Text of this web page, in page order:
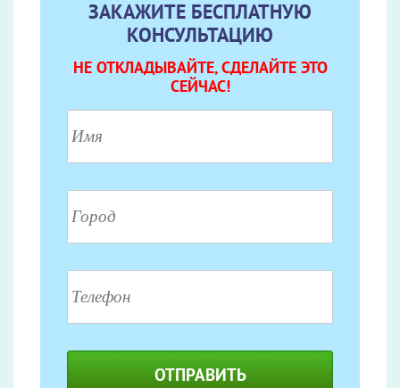
ЗАКАЖИТЕ БЕСПЛАТНУЮ
КОНСУЛЬТАЦИЮ
НЕ ОТКЛАДЫВАЙТЕ, СДЕЛАЙТЕ ЭТО
СЕЙЧАС!
ОТПРАВИТЬ